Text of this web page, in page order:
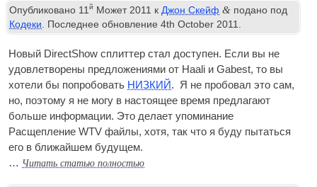
Опубликовано 11й Может 2011 кДжон Скейф & подано под
Кодеки. Последнее обновление4th October 2011.
Новый DirectShow сплиттер стал доступен. Если вы не
удовлетворены предложениями от Haali и Gabest, то вы
хотели бы попробовать НИЗКИЙ. Я не пробовал это сам,
но, поэтому я не могу в настоящее время предлагают
больше информации. Это делает упоминание
Расщепление WTV файлы, хотя, так что я буду пытаться
его в ближайшем будущем.
… Читать статью полностью